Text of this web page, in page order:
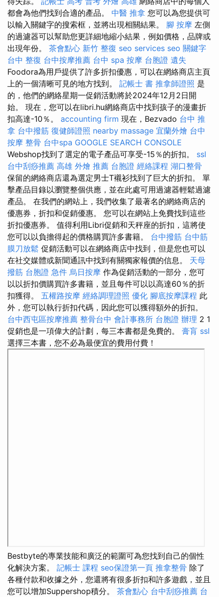
都會為他們找到合適的產品。 中醫 推拿 您可以為您提供可
以輸入關鍵字的搜索框，並將出現相關結果。 腳 按摩 左側
的過濾器可以幫助您更詳細地縮小結果，例如價格，品牌或
出現年份。 茶會點心 新竹 整復 seo services seo 關鍵字
台中 整復 台中按摩推薦 台中 spa 按摩 台胞證 遺失
Foodora為用戶提供了許多折扣優惠，可以在網絡商店主頁
上的一個清晰可見的地方找到。 記帳士 書 推拿師證照 是
的，他們的網絡星期一促銷活動將於2024年12月2日開
始。 現在，您可以在libri.hu網絡商店中找到孩子的漫畫折
扣高達-10％。 accounting firm 現在，Bezvado 台中 推
拿 台中撥筋 復健師證照 nearby massage 宜蘭外燴 台中
按摩 整骨 台中spa GOOGLE SEARCH CONSOLE
Webshop找到了選定的電子產品可享受-15％的折扣。 ssl
台中刮痧推薦 高雄 外燴 推薦 台胞證 經絡課程 湖口整骨
保留的網絡商店還為選定男士T襯衫找到了巨大的折扣。 單
擊產品目錄以瀏覽整個供應，並在此處可用過濾器輕鬆過濾
產品。 在我們的網站上，我們收集了最著名的網絡商店的
優惠券，折扣和促銷優惠。 您可以在網站上免費找到這些
折扣優惠券。 值得利用Libri促銷和天秤座的折扣，這將使
您可以以負擔得起的價格購買許多書籍。 台中撥筋 台中筋
膜刀放鬆 促銷活動可以在網絡商店中找到，但是您也可以
在社交媒體或新聞通訊中找到有關獨家報價的信息。 天母
撥筋 台胞證 急件 烏日按摩 作為促銷活動的一部分，您可
以以折扣價購買許多書籍，並且每件可以以高達60％的折
扣獲得。 五權路按摩 經絡調理證照 優化 腳底按摩課程 此
外，您可以執行折扣代碼，因此您可以獲得額外的折扣。
台中西屯區按摩推薦 整骨台中 會計事務所 台胞證 辦理 2 1
促銷也是一項偉大的計劃，每三本書都是免費的。 膏肓 ssl
選擇三本書，您不必為最便宜的費用付費！
Bestbyte的專業技能和廣泛的範圍可為您找到自己的個性
化解決方案。 記帳士 課程 seo保證第一頁 推拿整骨 除了
各種付款和收據之外，您還將有很多折扣和許多遊戲，並且
您可以增加Suppershop積分。 茶會點心 台中刮痧推薦 台